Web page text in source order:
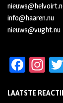
info@haaren.nu
nieuws@vught.nu
Fa
b
In
ag
LAATSTE